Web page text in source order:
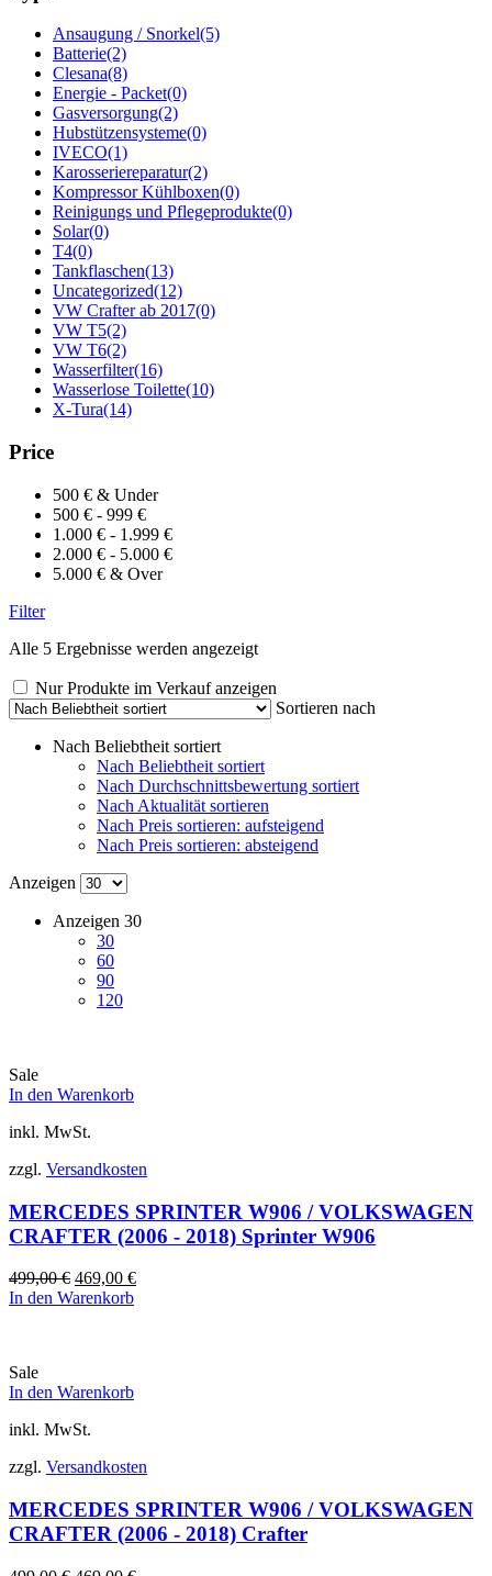
Ansaugung / Snorkel(5)
Batterie(2)
Clesana(8)
Energie - Packet(0)
Gasversorgung(2)
Hubstützensysteme(0)
IVECO(1)
Karosseriereparatur(2)
Kompressor Kühlboxen(0)
Reinigungs und Pflegeprodukte(0)
Solar(0)
T4(0)
Tankflaschen(13)
Uncategorized(12)
VW Crafter ab 2017(0)
VW T5(2)
VW T6(2)
Wasserfilter(16)
Wasserlose Toilette(10)
X-Tura(14)
Price
500 € & Under
500 € - 999 €
1.000 € - 1.999 €
2.000 € - 5.000 €
5.000 € & Over
Filter
Alle 5 Ergebnisse werden angezeigtNach
sortiert
Nur Produkte im Verkauf anzeigen
Sortieren nach
Nach Beliebtheit sortiert
Nach Beliebtheit sortiert
Nach Durchschnittsbewertung sortiert
Nach Aktualität sortieren
Nach Preis sortieren: aufsteigend
Nach Preis sortieren: absteigend
Anzeigen
Anzeigen 30
30
60
90
120
Sale
In den Warenkorb
inkl. MwSt.
zzgl. Versandkosten
MERCEDES SPRINTER W906 / VOLKSWAGEN
CRAFTER (2006 - 2018) Sprinter W906
499,00€ Ursprünglicher
Preis
469,00 €Aktueller
In den Warenkorb
Sale
In den Warenkorb
inkl. MwSt.
zzgl. Versandkosten
MERCEDES SPRINTER W906 / VOLKSWAGEN
CRAFTER (2006 - 2018) Crafter